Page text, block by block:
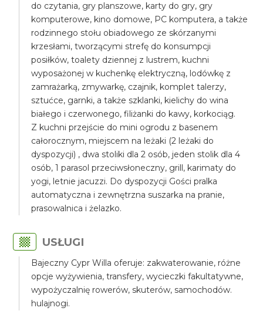
do czytania, gry planszowe, karty do gry, gry
komputerowe, kino domowe, PC komputera, a także
rodzinnego stołu obiadowego ze skórzanymi
krzesłami, tworzącymi strefę do konsumpcji
posiłków, toalety dziennej z lustrem, kuchni
wyposażonej w kuchenkę elektryczną, lodówkę z
zamrażarką, zmywarkę, czajnik, komplet talerzy,
sztućce, garnki, a także szklanki, kielichy do wina
białego i czerwonego, filiżanki do kawy, korkociąg.
Z kuchni przejście do mini ogrodu z basenem
całorocznym, miejscem na leżaki (2 leżaki do
dyspozycji) , dwa stoliki dla 2 osób, jeden stolik dla 4
osób, 1 parasol przeciwsłoneczny, grill, karimaty do
yogi, letnie jacuzzi. Do dyspozycji Gości pralka
automatyczna i zewnętrzna suszarka na pranie,
prasowalnica i żelazko.
USŁUGI
Bajeczny Cypr Willa oferuje: zakwaterowanie, różne
opcje wyżywienia, transfery, wycieczki fakultatywne,
wypożyczalnię rowerów, skuterów, samochodów.
hulajnogi.